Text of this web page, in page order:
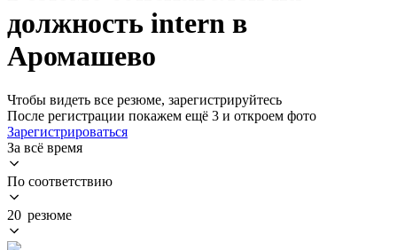
должность intern в
Аромашево
Чтобы видеть все резюме, зарегистрируйтесь
После регистрации покажем ещё 3 и откроем фото
Зарегистрироваться
За всё время
По соответствию
20 резюме